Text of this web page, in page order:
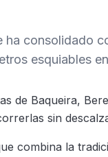
ha consolidado
esquiables
de Baqueira,
sin
combina la